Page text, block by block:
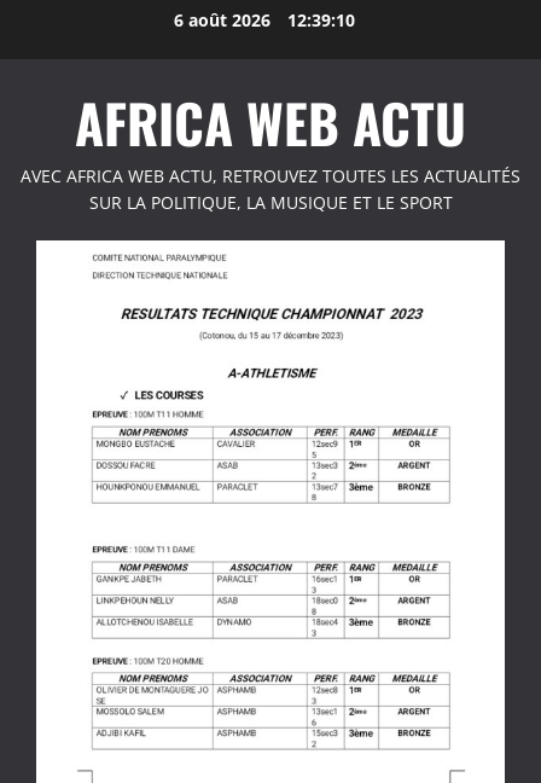
6 août 2026 12:39:11
AFRICA WEB ACTU
AVEC AFRICA WEB ACTU, RETROUVEZ TOUTES LES ACTUALITÉS
SUR LA POLITIQUE, LA MUSIQUE ET LE SPORT